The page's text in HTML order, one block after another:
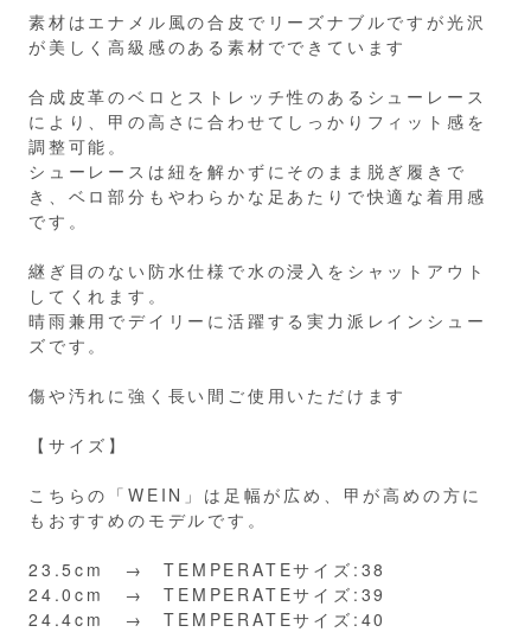
素材はエナメル風の合皮でリーズナブルですが光沢
が美しく高級感のある素材でできています
合成皮革のベロとストレッチ性のあるシューレース
により、甲の高さに合わせてしっかりフィット感を
調整可能。
シューレースは紐を解かずにそのまま脱ぎ履きで
き、ベロ部分もやわらかな足あたりで快適な着用感
です。
継ぎ目のない防水仕様で水の浸入をシャットアウト
してくれます。
晴雨兼用でデイリーに活躍する実力派レインシュー
ズです。
傷や汚れに強く長い間ご使用いただけます
【サイズ】
こちらの「WEIN」は足幅が広め、甲が高めの方に
もおすすめのモデルです。
23.5cm → TEMPERATEサイズ:38
24.0cm → TEMPERATEサイズ:39
24.4cm → TEMPERATEサイズ:40